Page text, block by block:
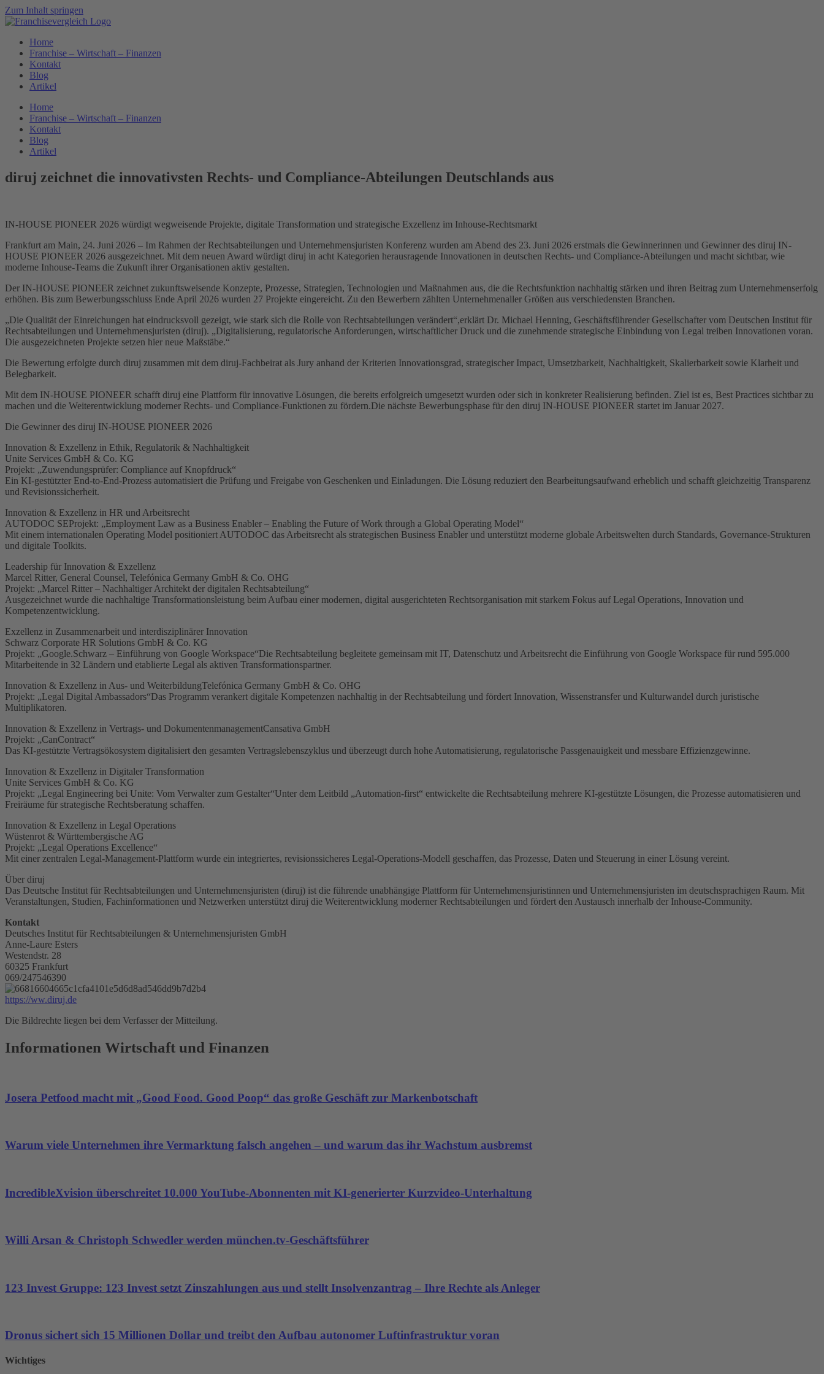
Zum Inhalt springen
Home
Franchise – Wirtschaft – Finanzen
Kontakt
Blog
Artikel
Home
Franchise – Wirtschaft – Finanzen
Kontakt
Blog
Artikel
diruj zeichnet die innovativsten Rechts- und Compliance-Abteilungen Deutschlands aus
IN-HOUSE PIONEER 2026 würdigt wegweisende Projekte, digitale Transformation und strategische Exzellenz im Inhouse-Rechtsmarkt
Frankfurt am Main, 24. Juni 2026 – Im Rahmen der Rechtsabteilungen und Unternehmensjuristen Konferenz wurden am Abend des 23. Juni 2026 erstmals die Gewinnerinnen und Gewinner des diruj IN-
HOUSE PIONEER 2026 ausgezeichnet. Mit dem neuen Award würdigt diruj in acht Kategorien herausragende Innovationen in deutschen Rechts- und Compliance-Abteilungen und macht sichtbar, wie
moderne Inhouse-Teams die Zukunft ihrer Organisationen aktiv gestalten.
Der IN-HOUSE PIONEER zeichnet zukunftsweisende Konzepte, Prozesse, Strategien, Technologien und Maßnahmen aus, die die Rechtsfunktion nachhaltig stärken und ihren Beitrag zum Unternehmenserfolg
erhöhen. Bis zum Bewerbungsschluss Ende April 2026 wurden 27 Projekte eingereicht. Zu den Bewerbern zählten Unternehmenaller Größen aus verschiedensten Branchen.
„Die Qualität der Einreichungen hat eindrucksvoll gezeigt, wie stark sich die Rolle von Rechtsabteilungen verändert“,erklärt Dr. Michael Henning, Geschäftsführender Gesellschafter vom Deutschen Institut für
Rechtsabteilungen und Unternehmensjuristen (diruj). „Digitalisierung, regulatorische Anforderungen, wirtschaftlicher Druck und die zunehmende strategische Einbindung von Legal treiben Innovationen voran.
Die ausgezeichneten Projekte setzen hier neue Maßstäbe.“
Die Bewertung erfolgte durch diruj zusammen mit dem diruj-Fachbeirat als Jury anhand der Kriterien Innovationsgrad, strategischer Impact, Umsetzbarkeit, Nachhaltigkeit, Skalierbarkeit sowie Klarheit und
Belegbarkeit.
Mit dem IN-HOUSE PIONEER schafft diruj eine Plattform für innovative Lösungen, die bereits erfolgreich umgesetzt wurden oder sich in konkreter Realisierung befinden. Ziel ist es, Best Practices sichtbar zu
machen und die Weiterentwicklung moderner Rechts- und Compliance-Funktionen zu fördern.Die nächste Bewerbungsphase für den diruj IN-HOUSE PIONEER startet im Januar 2027.
Die Gewinner des diruj IN-HOUSE PIONEER 2026
Innovation & Exzellenz in Ethik, Regulatorik & Nachhaltigkeit
Unite Services GmbH & Co. KG
Projekt: „Zuwendungsprüfer: Compliance auf Knopfdruck“
Ein KI-gestützter End-to-End-Prozess automatisiert die Prüfung und Freigabe von Geschenken und Einladungen. Die Lösung reduziert den Bearbeitungsaufwand erheblich und schafft gleichzeitig Transparenz
und Revisionssicherheit.
Innovation & Exzellenz in HR und Arbeitsrecht
AUTODOC SEProjekt: „Employment Law as a Business Enabler – Enabling the Future of Work through a Global Operating Model“
Mit einem internationalen Operating Model positioniert AUTODOC das Arbeitsrecht als strategischen Business Enabler und unterstützt moderne globale Arbeitswelten durch Standards, Governance-Strukturen
und digitale Toolkits.
Leadership für Innovation & Exzellenz
Marcel Ritter, General Counsel, Telefónica Germany GmbH & Co. OHG
Projekt: „Marcel Ritter – Nachhaltiger Architekt der digitalen Rechtsabteilung“
Ausgezeichnet wurde die nachhaltige Transformationsleistung beim Aufbau einer modernen, digital ausgerichteten Rechtsorganisation mit starkem Fokus auf Legal Operations, Innovation und
Kompetenzentwicklung.
Exzellenz in Zusammenarbeit und interdisziplinärer Innovation
Schwarz Corporate HR Solutions GmbH & Co. KG
Projekt: „Google.Schwarz – Einführung von Google Workspace“Die Rechtsabteilung begleitete gemeinsam mit IT, Datenschutz und Arbeitsrecht die Einführung von Google Workspace für rund 595.000
Mitarbeitende in 32 Ländern und etablierte Legal als aktiven Transformationspartner.
Innovation & Exzellenz in Aus- und WeiterbildungTelefónica Germany GmbH & Co. OHG
Projekt: „Legal Digital Ambassadors“Das Programm verankert digitale Kompetenzen nachhaltig in der Rechtsabteilung und fördert Innovation, Wissenstransfer und Kulturwandel durch juristische
Multiplikatoren.
Innovation & Exzellenz in Vertrags- und DokumentenmanagementCansativa GmbH
Projekt: „CanContract“
Das KI-gestützte Vertragsökosystem digitalisiert den gesamten Vertragslebenszyklus und überzeugt durch hohe Automatisierung, regulatorische Passgenauigkeit und messbare Effizienzgewinne.
Innovation & Exzellenz in Digitaler Transformation
Unite Services GmbH & Co. KG
Projekt: „Legal Engineering bei Unite: Vom Verwalter zum Gestalter“Unter dem Leitbild „Automation-first“ entwickelte die Rechtsabteilung mehrere KI-gestützte Lösungen, die Prozesse automatisieren und
Freiräume für strategische Rechtsberatung schaffen.
Innovation & Exzellenz in Legal Operations
Wüstenrot & Württembergische AG
Projekt: „Legal Operations Excellence“
Mit einer zentralen Legal-Management-Plattform wurde ein integriertes, revisionssicheres Legal-Operations-Modell geschaffen, das Prozesse, Daten und Steuerung in einer Lösung vereint.
Über diruj
Das Deutsche Institut für Rechtsabteilungen und Unternehmensjuristen (diruj) ist die führende unabhängige Plattform für Unternehmensjuristinnen und Unternehmensjuristen im deutschsprachigen Raum. Mit
Veranstaltungen, Studien, Fachinformationen und Netzwerken unterstützt diruj die Weiterentwicklung moderner Rechtsabteilungen und fördert den Austausch innerhalb der Inhouse-Community.
Kontakt
Deutsches Institut für Rechtsabteilungen & Unternehmensjuristen GmbH
Anne-Laure Esters
Westendstr. 28
60325 Frankfurt
069/247546390
https://ww.diruj.de
Die Bildrechte liegen bei dem Verfasser der Mitteilung.
Informationen Wirtschaft und Finanzen
Josera Petfood macht mit „Good Food. Good Poop“ das große Geschäft zur Markenbotschaft
Warum viele Unternehmen ihre Vermarktung falsch angehen – und warum das ihr Wachstum ausbremst
IncredibleXvision überschreitet 10.000 YouTube-Abonnenten mit KI-generierter Kurzvideo-Unterhaltung
Willi Arsan & Christoph Schwedler werden münchen.tv-Geschäftsführer
123 Invest Gruppe: 123 Invest setzt Zinszahlungen aus und stellt Insolvenzantrag – Ihre Rechte als Anleger
Dronus sichert sich 15 Millionen Dollar und treibt den Aufbau autonomer Luftinfrastruktur voran
Wichtiges